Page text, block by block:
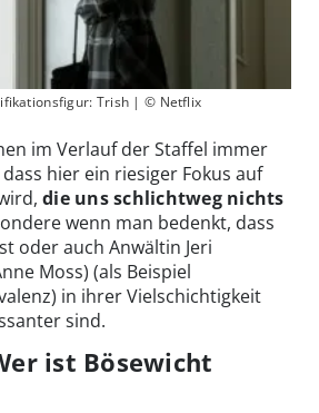
Trish | © Netflix
im Verlauf der Staffel immer
hier ein riesiger Fokus auf
die uns schlichtweg nichts
wenn man bedenkt, dass
oder auch Anwältin Jeri
Moss) (als Beispiel
in ihrer Vielschichtigkeit
sind.
ist Bösewicht